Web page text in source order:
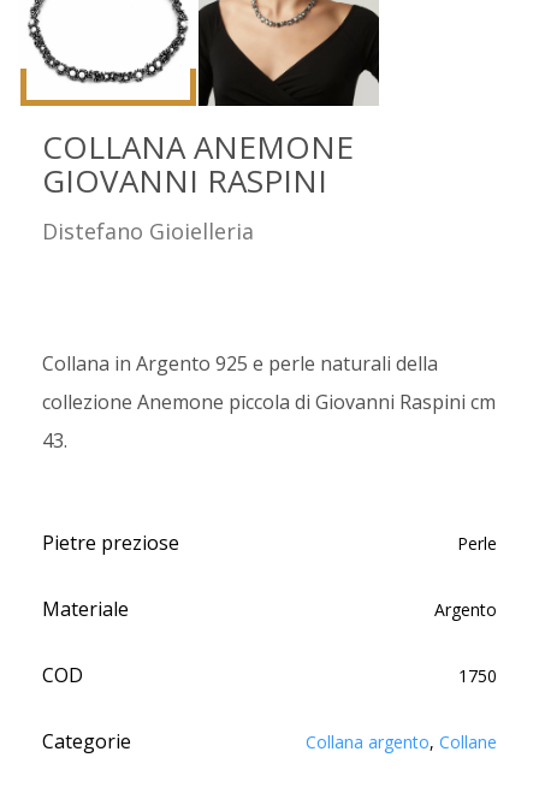
COLLANA ANEMONE
GIOVANNI RASPINI
Distefano Gioielleria
Collana in Argento 925 e perle naturali della
collezione Anemone piccola di Giovanni Raspini cm
43.
Pietre preziose Perle
Materiale Argento
COD 1750
Categorie Collana argento, Collane